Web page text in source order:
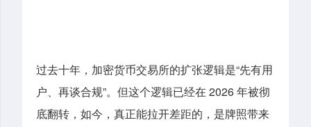
过去十年，加密货币交易所的扩张逻辑是“先有用
户、再谈合规”。但这个逻辑已经在 2026 年被彻
底翻转，如今，真正能拉开差距的，是牌照带来